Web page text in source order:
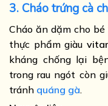
3. Cháo trứng cà
Cháo ăn dặm cho
thực phẩm giàu
kháng chống lại
trong rau ngót còn
tránh quáng gà.